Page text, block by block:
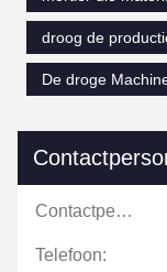
droog de
De droge
Contactpersonen:
Telefoon: